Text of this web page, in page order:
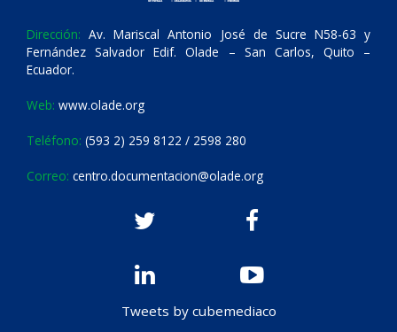
Dirección: Av. Mariscal Antonio José de Sucre N58-63 y
Fernández Salvador Edif. Olade – San Carlos, Quito –
Ecuador.
Web: www.olade.org
Teléfono: (593 2) 259 8122 / 2598 280
Correo: centro.documentacion@olade.org
Tweets by cubemediaco